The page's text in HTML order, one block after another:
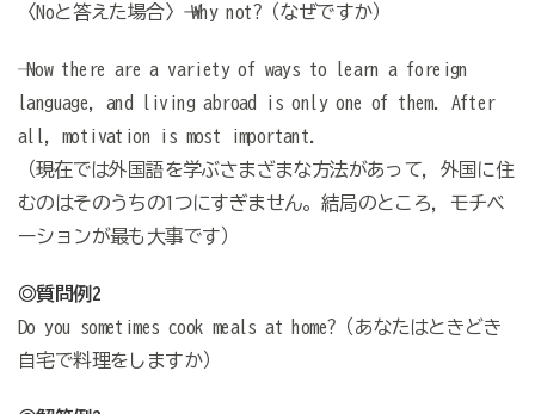
〈Noと答えた場合〉→ Why not?（なぜですか）
─ Now there are a variety of ways to learn a foreign
language, and living abroad is only one of them. After
all, motivation is most important.
（─現在では外国語を学ぶさまざまな方法があって，外国に住
むのはそのうちの1つにすぎません。結局のところ，モチベ
ーションが最も大事です）
◎質問例2
Do you sometimes cook meals at home?（あなたはときどき
自宅で料理をしますか）